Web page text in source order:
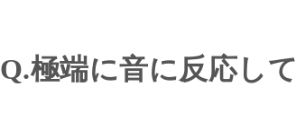
極端に音に反応して